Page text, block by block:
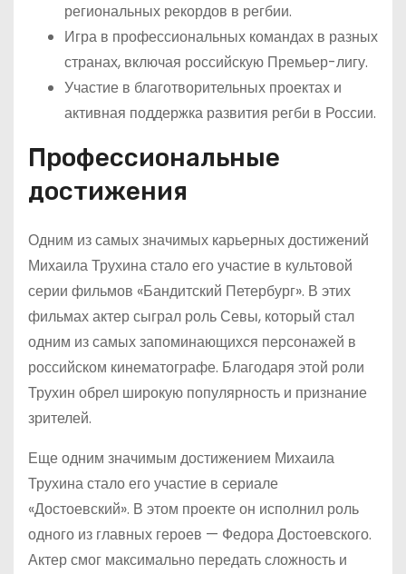
региональных рекордов в регбии.
Игра в профессиональных командах в разных
странах, включая российскую Премьер-лигу.
Участие в благотворительных проектах и
активная поддержка развития регби в России.
Профессиональные
достижения
Одним из самых значимых карьерных достижений
Михаила Трухина стало его участие в культовой
серии фильмов «Бандитский Петербург». В этих
фильмах актер сыграл роль Севы, который стал
одним из самых запоминающихся персонажей в
российском кинематографе. Благодаря этой роли
Трухин обрел широкую популярность и признание
зрителей.
Еще одним значимым достижением Михаила
Трухина стало его участие в сериале
«Достоевский». В этом проекте он исполнил роль
одного из главных героев — Федора Достоевского.
Актер смог максимально передать сложность и